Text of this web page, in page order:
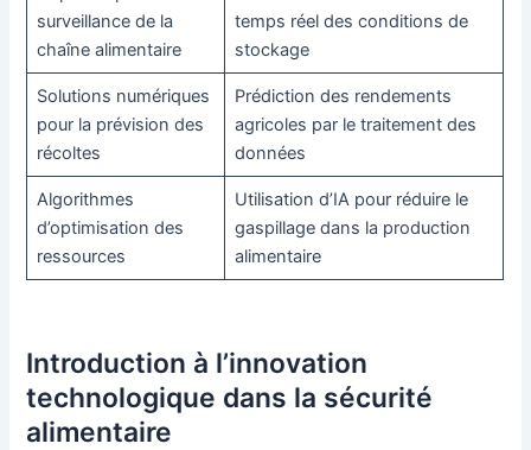
surveillance de la
chaîne alimentaire
temps réel des conditions de
stockage
Solutions numériques
pour la prévision des
récoltes
Prédiction des rendements
agricoles par le traitement des
données
Algorithmes
d’optimisation des
ressources
Utilisation d’IA pour réduire le
gaspillage dans la production
alimentaire
Introduction à l’innovation
technologique dans la sécurité
alimentaire